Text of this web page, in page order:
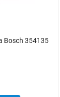
Bosch 354135